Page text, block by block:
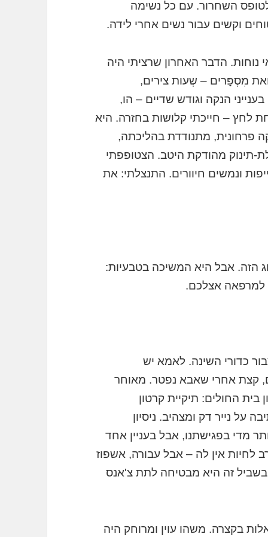
השחרור. עם כל נשימה
וקשים עבור נשים אחרי לידה.
הדבר האחרון שרציתי היה
מִסְפָּרים – שְעות צירים,
הנקה וגודש שדיים – הו,
לחץ – חייכתי קלושות בחזרה. היא
פרחונית, מתנודדת בהליכתה,
תינוק מהודקת היטב. הצטופפתי
ונמשים חיוורים. התנצלתי: את
הזה. אבל היא המשיכה בטבעיות:
למרפאה אצלכם.
כדורי השינה. לאמא יש
קצת אחרי שאבא נפטר. מאוחר
החולים: תיקיית קרטון
על נייר דק ומצהיב. ניסיון
מדי בפגישתנו, אבל בעניין אחד
לחיות אין לה – אבל עבורה, אשפוז
זה היא מבטיחה לתת צ'אנס
בקצרה. משהו עוין ומרוחק היה